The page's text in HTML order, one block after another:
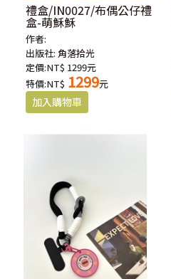
禮盒/IN0027/布偶公仔禮
盒-萌穌穌
作者:
出版社: 角落拾光
定價:NT$ 1299元
特價:NT$ 1299元